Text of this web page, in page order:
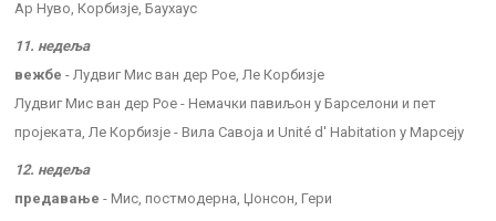
Ар Нуво, Корбизје, Баухаус
11. недеља
вежбе - Лудвиг Мис ван дер Рое, Ле Корбизје
Лудвиг Мис ван дер Рое - Немачки павиљон у Барселони и пет
пројеката, Ле Корбизје - Вила Савоја и Unité d' Habitation у Марсеју
12. недеља
предавање - Мис, постмодерна, Џонсон, Гери